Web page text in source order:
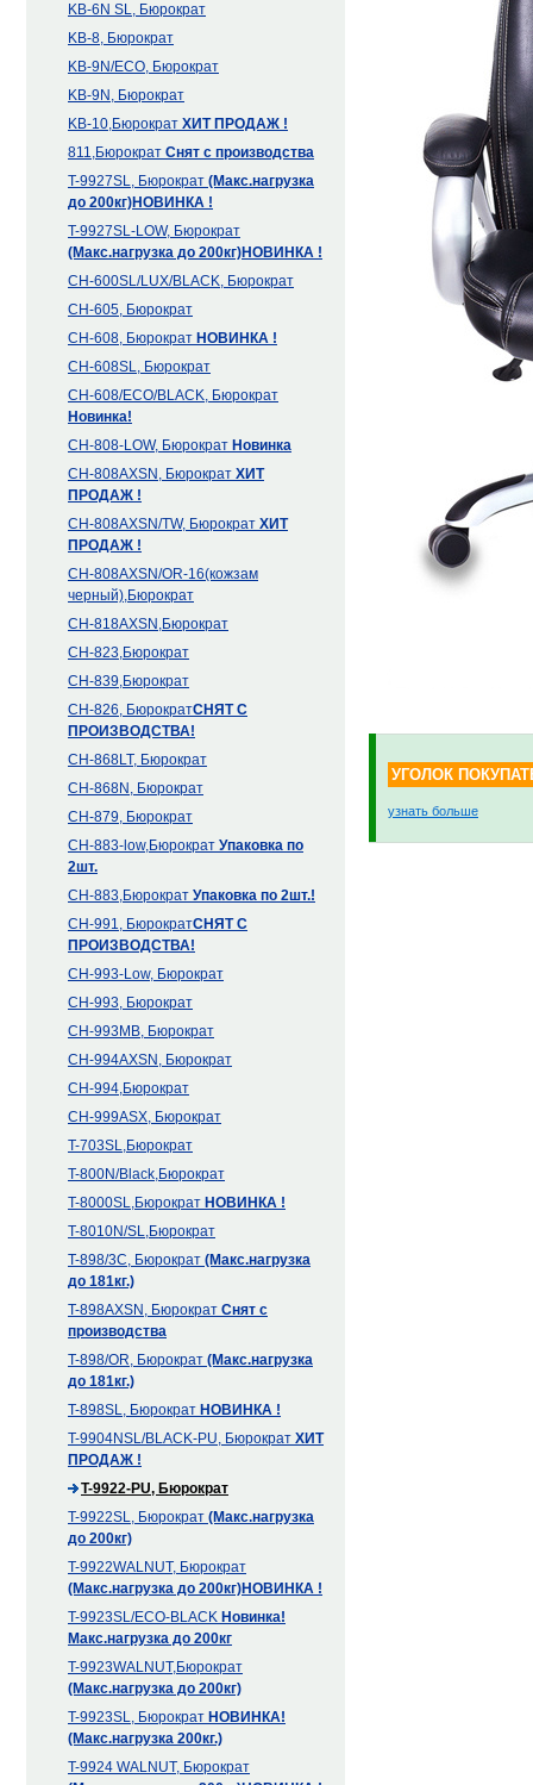
KB-6N SL, Бюрократ
KB-8, Бюрократ
KB-9N/ECO, Бюрократ
KB-9N, Бюрократ
KB-10,Бюрократ ХИТ ПРОДАЖ !
811,Бюрократ Снят с производства
T-9927SL, Бюрократ (Макс.нагрузка
до 200кг)НОВИНКА !
T-9927SL-LOW, Бюрократ
(Макс.нагрузка до 200кг)НОВИНКА !
CH-600SL/LUX/BLACK, Бюрократ
CH-605, Бюрократ
CH-608, Бюрократ НОВИНКА !
CH-608SL, Бюрократ
CH-608/ECO/BLACK, Бюрократ
Новинка!
CH-808-LOW, Бюрократ Новинка
CH-808AXSN, Бюрократ ХИТ
ПРОДАЖ !
CH-808AXSN/TW, Бюрократ ХИТ
ПРОДАЖ !
CH-808AXSN/OR-16(кожзам
черный),Бюрократ
CH-818AXSN,Бюрократ
CH-823,Бюрократ
CH-839,Бюрократ
CH-826, БюрократСНЯТ С
ПРОИЗВОДСТВА!
CH-868LT, Бюрократ
CH-868N, Бюрократ
CH-879, Бюрократ
CH-883-low,Бюрократ Упаковка по
2шт.
CH-883,Бюрократ Упаковка по 2шт.!
CH-991, БюрократСНЯТ С
ПРОИЗВОДСТВА!
CH-993-Low, Бюрократ
CH-993, Бюрократ
CH-993MB, Бюрократ
CH-994AXSN, Бюрократ
CH-994,Бюрократ
CH-999ASX, Бюрократ
T-703SL,Бюрократ
T-800N/Black,Бюрократ
T-8000SL,Бюрократ НОВИНКА !
T-8010N/SL,Бюрократ
T-898/3С, Бюрократ (Макс.нагрузка
до 181кг.)
T-898AXSN, Бюрократ Снят с
производства
T-898/OR, Бюрократ (Макс.нагрузка
до 181кг.)
T-898SL, Бюрократ НОВИНКА !
T-9904NSL/BLACK-PU, Бюрократ ХИТ
ПРОДАЖ !
T-9922-PU, Бюрократ
T-9922SL, Бюрократ (Макс.нагрузка
до 200кг)
T-9922WALNUT, Бюрократ
(Макс.нагрузка до 200кг)НОВИНКА !
T-9923SL/ECO-BLACK Новинка!
Макс.нагрузка до 200кг
T-9923WALNUT,Бюрократ
(Макс.нагрузка до 200кг)
T-9923SL, Бюрократ НОВИНКА!
(Макс.нагрузка 200кг.)
T-9924 WALNUT, Бюрократ
УГОЛОК
узнать больше